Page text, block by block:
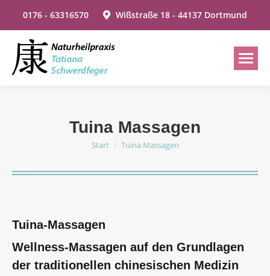
0176 - 63316570 Wißstraße 18 - 44137 Dortmund
Tuina Massagen
Sie befinden sich hier:
Start Tuina Massagen
Tuina-Massagen
Wellness-Massagen auf den Grundlagen
der traditionellen chinesischen Medizin